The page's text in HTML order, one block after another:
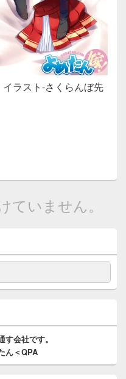
ラスト-さくらんぼ先
ていません。
す会社です。
ん＜QPA